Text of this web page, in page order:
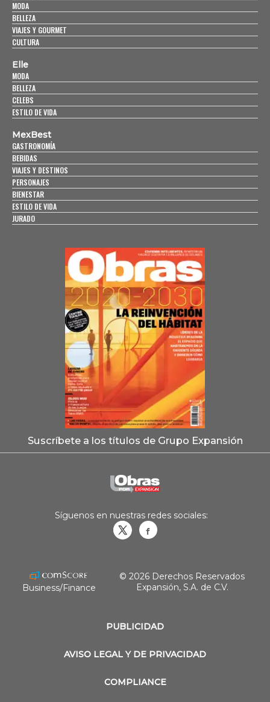
MODA
BELLEZA
VIAJES Y GOURMET
CULTURA
Elle
MODA
BELLEZA
CELEBS
ESTILO DE VIDA
MexBest
GASTRONOMÍA
BEBIDAS
VIAJES Y DESTINOS
PERSONAJES
BIENESTAR
ESTILO DE VIDA
JURADO
Suscríbete a los títulos de Grupo Expansión
PUBLICIDAD
AVISO LEGAL Y DE PRIVACIDAD
COMPLIANCE
Síguenos en nuestras redes sociales:
Business/Finance
© 2026 Derechos Reservados
Expansión, S.A. de C.V.